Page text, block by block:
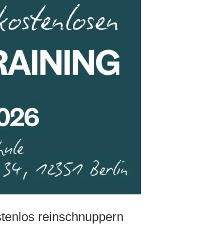
reinschnuppern